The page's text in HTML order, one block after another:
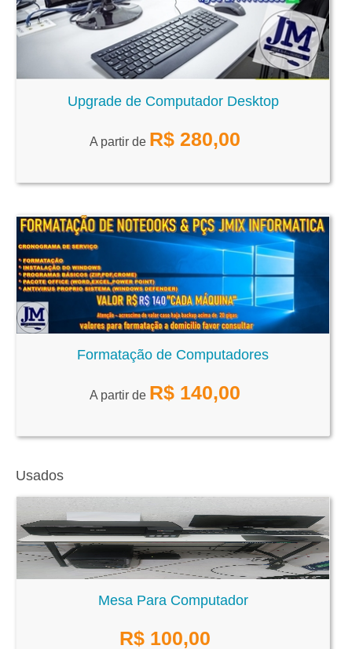
Upgrade de Computador Desktop
A partir de R$ 280,00
Formatação de Computadores
A partir de R$ 140,00
Usados
Mesa Para Computador
R$ 100,00